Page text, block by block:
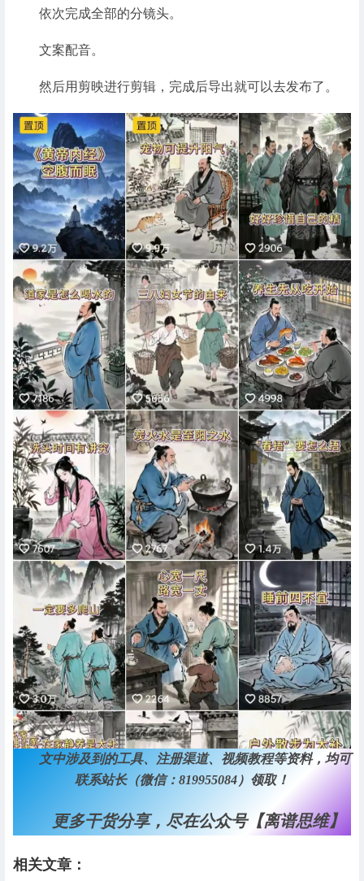
依次完成全部的分镜头。
文案配音。
然后用剪映进行剪辑，完成后导出就可以去发布了。
文中涉及到的工具、注册渠道、视频教程等资料，均可
联系站长（微信：819955084）领取！
更多干货分享，尽在公众号【离谱思维】
相关文章：